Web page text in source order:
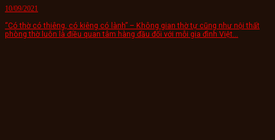
10/09/2021
“Có thờ có thiêng, có kiêng có lành” – Không gian thờ tự cũng như nội thất
phòng thờ luôn là điều quan tâm hàng đầu đối với mỗi gia đình Việt...